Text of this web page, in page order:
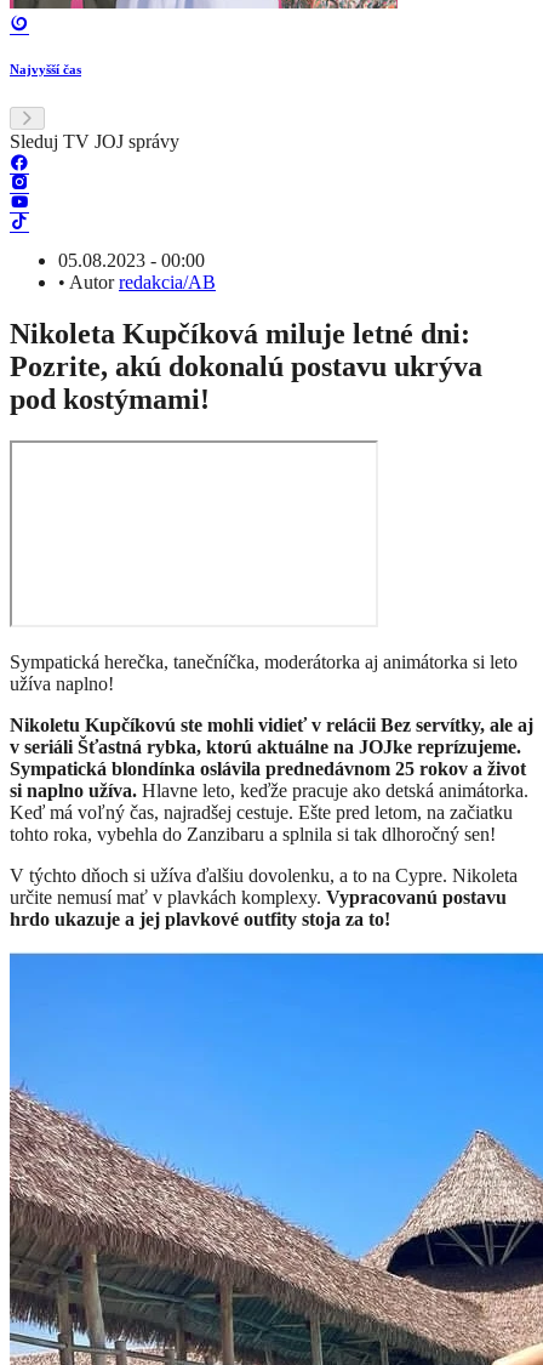
Najvyšší čas
Sleduj TV JOJ správy
05.08.2023 - 00:00
• Autorredakcia/AB
Nikoleta Kupčíková miluje letné dni:
Pozrite, akú dokonalú postavu ukrýva
pod kostýmami!
Sympatická herečka, tanečníčka, moderátorka aj animátorka si leto
užíva naplno!
Nikoletu Kupčíkovú ste mohli vidieť v relácii Bez servítky, ale aj
v seriáli Šťastná rybka, ktorú aktuálne na JOJke reprízujeme.
Sympatická blondínka oslávila prednedávnom 25 rokov a život
si naplno užíva. Hlavne leto, keďže pracuje ako detská animátorka.
Keď má voľný čas, najradšej cestuje. Ešte pred letom, na začiatku
tohto roka, vybehla do Zanzibaru a splnila si tak dlhoročný sen!
V týchto dňoch si užíva ďalšiu dovolenku, a to na Cypre. Nikoleta
určite nemusí mať v plavkách komplexy. Vypracovanú postavu
hrdo ukazuje a jej plavkové outfity stoja za to!